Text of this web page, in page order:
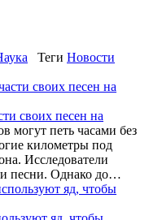
Теги Новости
своих песен на
могут петь часами без
километры под
Исследователи
песни. Однако до…